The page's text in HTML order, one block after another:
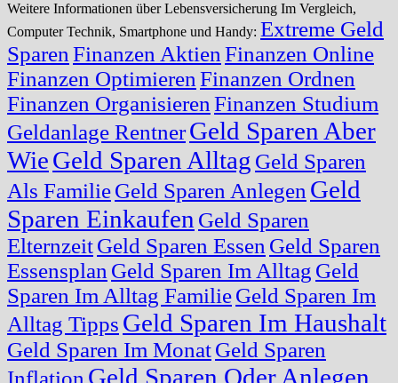
Weitere Informationen über Lebensversicherung Im Vergleich,
Computer Technik, Smartphone und Handy: Extreme Geld
Sparen Finanzen Aktien Finanzen Online
Finanzen Optimieren Finanzen Ordnen
Finanzen Organisieren Finanzen Studium
Geldanlage RentnerGeld Sparen Aber
WieGeld Sparen Alltag Geld Sparen
Als FamilieGeld Sparen Anlegen Geld
Sparen Einkaufen Geld Sparen
ElternzeitGeld Sparen Essen Geld Sparen
Essensplan Geld Sparen Im Alltag Geld
Sparen Im Alltag FamilieGeld Sparen Im
Alltag Tipps Geld Sparen Im Haushalt
Geld Sparen Im MonatGeld Sparen
Geld Sparen Oder Anlegen